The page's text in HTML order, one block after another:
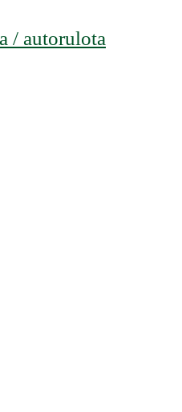
/ autorulota